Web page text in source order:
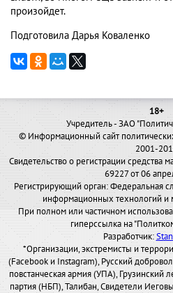
произойдет.
Подготовила Дарья Коваленко
18+
Учредитель - ЗАО
© Информационный сайт
2001-
Свидетельство о регистрации
69227 от 06
Регистрирующий орган: Федеральная
информационных технологий и
При полном или частичном
гиперссылка на
Разработчик:
*Организации, экстремисты и
(Facebook и Instagram), Русский
повстанческая армия (УПА), Грузинский
партия (НБП), Талибан, Свидетели